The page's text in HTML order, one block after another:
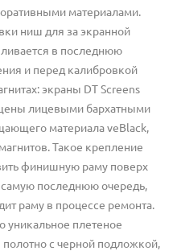
материалами.
ниш для за экранной
в последнюю
и перед калибровкой
экраны DT Screens
лицевыми бархатными
материала veBlack,
Такое крепление
финишную раму поверх
самую последнюю очередь,
раму в процессе ремонта.
уникальное плетеное
полотно с черной подложкой,